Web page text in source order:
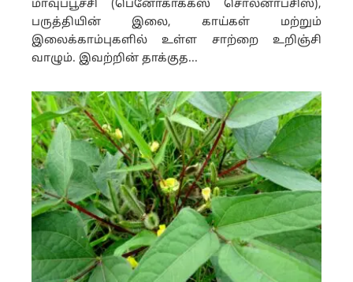
மாவுப்பூச்சி (பெனோகாக்கஸ் சொலனாப்சிஸ்),
பருத்தியின் இலை, காய்கள் மற்றும்
இலைக்காம்புகளில் உள்ள சாற்றை உறிஞ்சி
வாழும். இவற்றின் தாக்குத...